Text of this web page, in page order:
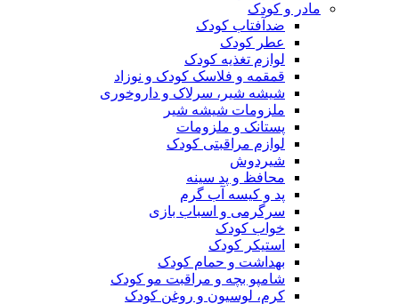
مادر و کودک
ضدآفتاب کودک
عطر کودک
لوازم تغذیه کودک
قمقمه و فلاسک کودک و نوزاد
شیشه شیر، سرلاک و داروخوری
ملزومات شیشه شیر
پستانک و ملزومات
لوازم مراقبتی کودک
شیردوش
محافظ و پد سینه
پد و کیسه آب گرم
سرگرمی و اسباب بازی
خواب کودک
استیکر کودک
بهداشت و حمام کودک
شامپو بچه و مراقبت مو کودک
کرم، لوسیون و روغن کودک